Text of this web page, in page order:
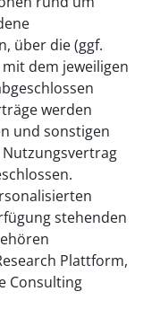
über die (ggf.
dem jeweiligen
werden
und sonstigen
stehenden
Plattform,
Consulting